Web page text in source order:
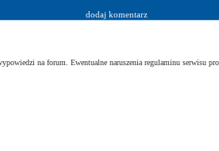
na forum. Ewentualne naruszenia regulaminu serwisu